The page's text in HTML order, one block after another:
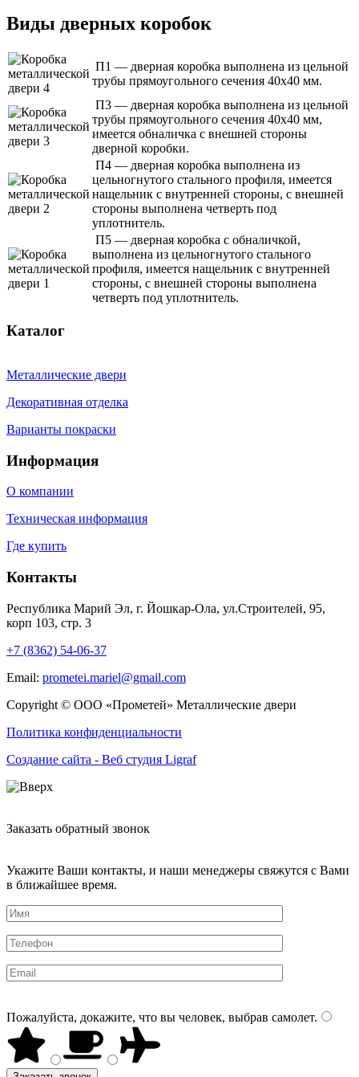
Виды дверных коробок
П1 — дверная коробка выполнена из цельной
трубы прямоугольного сечения 40х40 мм.
П3 — дверная коробка выполнена из цельной
трубы прямоугольного сечения 40х40 мм,
имеется обналичка с внешней стороны
дверной коробки.
П4 — дверная коробка выполнена из
цельногнутого стального профиля, имеется
нащельник с внутренней стороны, с внешней
стороны выполнена четверть под
уплотнитель.
П5 — дверная коробка с обналичкой,
выполнена из цельногнутого стального
профиля, имеется нащельник с внутренней
стороны, с внешней стороны выполнена
четверть под уплотнитель.
Каталог
Металлические двери
Декоративная отделка
Варианты покраски
Информация
О компании
Техническая информация
Где купить
Контакты
Республика Марий Эл, г. Йошкар-Ола, ул.Строителей, 95,
корп 103, стр. 3
+7 (8362) 54-06-37
Email: prometei.mariel@gmail.com
Copyright © ООО «Прометей» Металлические двери
Политика конфиденциальности
Создание сайта - Веб студия Ligraf
Заказать обратный звонок
Укажите Ваши контакты, и наши менеджеры свяжутся с Вами
в ближайшее время.
Пожалуйста, докажите, что вы человек, выбрав самолет.